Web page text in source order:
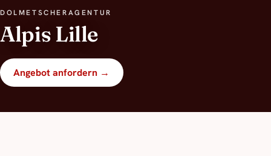
DOLMETSCHERAGENTUR
Alpis Lille
Angebot anfordern →